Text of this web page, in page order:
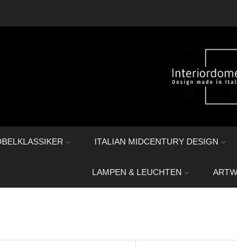
ITALIAN MIDCENTURY DESIGN
LAMPEN & LEUCHTEN